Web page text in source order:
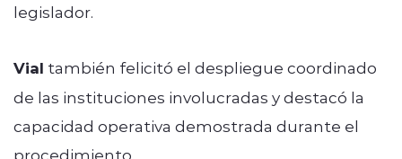
legislador.
Vial también felicitó el despliegue coordinado
de las instituciones involucradas y destacó la
capacidad operativa demostrada durante el
procedimiento.